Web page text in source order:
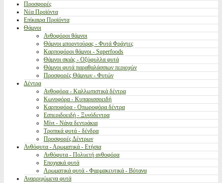
Προσφορές
Νέα Προϊόντα
Επίκαιρα Προϊόντα
Θάμνοι
Ανθοφόροι θάμνοι
Θάμνοι μπορντούρας - Φυτά Φράχτες
Καρποφόροι θάμνοι - Superfoods
Θάμνοι σκιάς - Οξύφυλλα φυτά
Θάμνοι φυτά παραθαλάσσιων περιοχών
Προσφορές Θάμνων - Φυτών
Δέντρα
Ανθοφόρα - Καλλωπιστικά δέντρα
Κωνοφόρα - Κυπαρισσοειδή
Καρποφόρα - Οπωροφόρα δέντρα
Εσπεριδοειδή - Ξυνόδεντρα
Μίνι - Νάνα δεντράκια
Τροπικά φυτά - δένδρα
Προσφορές Δέντρων
Ανθόφυτα - Αρωματικά - Ετήσια
Ανθόφυτα - Πολυετή ανθοφόρα
Εποχιακά φυτά
Αρωματικά φυτά - Φαρμακευτικά - Βότανα
Αναρριχώμενα φυτά